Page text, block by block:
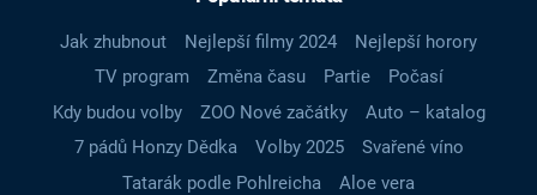
Jak zhubnout Nejlepší filmy 2024
Nejlepší horory
TV program
Změna času Partie
Počasí
Kdy budou volby
ZOO Nové začátky
Auto – katalog
7 pádů Honzy Dědka
Volby 2025
Svařené víno
Tatarák podle Pohlreicha
Aloe vera